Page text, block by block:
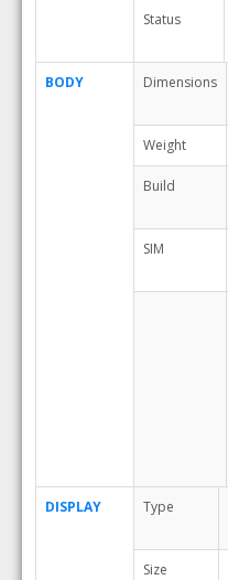
Status
BODY Dimensions
Weight
Build
SIM
DISPLAY Type
Size